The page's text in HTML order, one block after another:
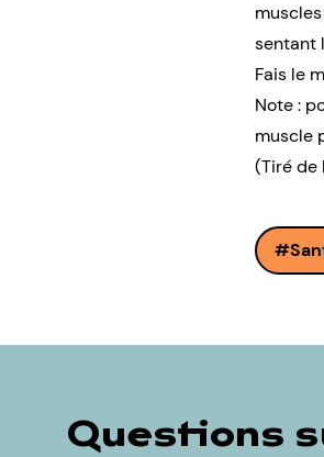
sentant
Fais le
Note :
muscle
(Tiré de
Questions